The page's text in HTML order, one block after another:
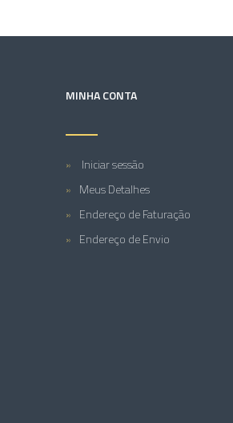
MINHA CONTA
Iniciar sessão
Meus Detalhes
Endereço de Faturação
Endereço de Envio